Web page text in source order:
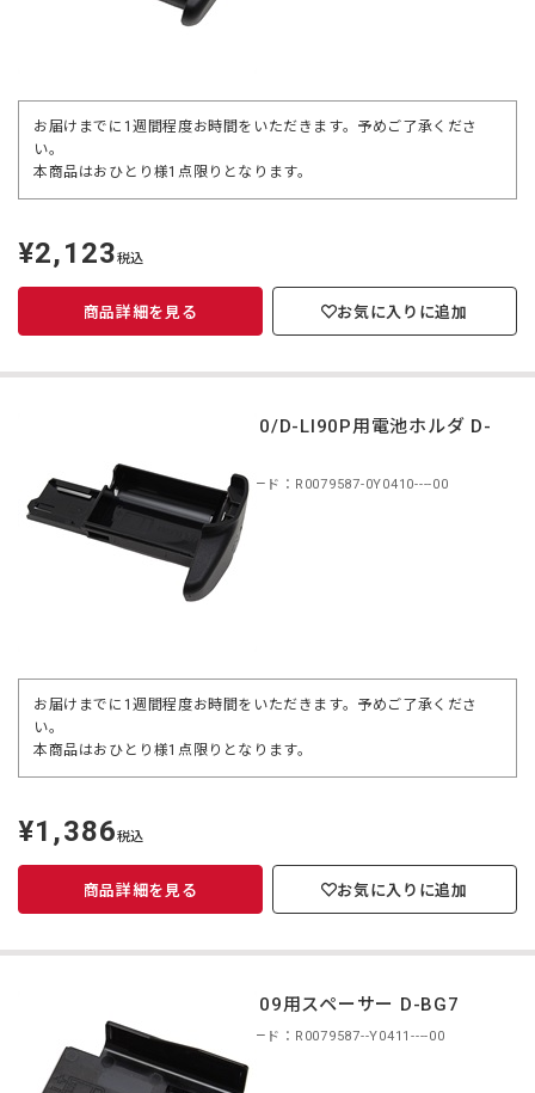
お届けまでに1週間程度お時間をいただきます。予めご了承くださ
い。
本商品はおひとり様1点限りとなります。
定
価
¥2,123税込
商品詳細を見る お気に入りに追加
D-LI90/D-LI90P用電池ホルダ D-
商品コード：R0079587-0Y0410----00
お届けまでに1週間程度お時間をいただきます。予めご了承くださ
い。
本商品はおひとり様1点限りとなります。
定
価
¥1,386税込
商品詳細を見る お気に入りに追加
D-LI109用スペーサー D-BG7
商品コード：R0079587--Y0411----00